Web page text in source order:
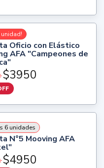
Oficio con Elástico
AFA "Campeones de
$3950
6 unidades
N°5 Mooving AFA
$4950